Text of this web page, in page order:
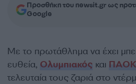
Προσθήκη του newsit.gr ως
Google
Με το πρωτάθλημα να έχει
ευθεία, Ολυμπιακός και ΠΑΟΚ
τελευταία τους ζαριά στο